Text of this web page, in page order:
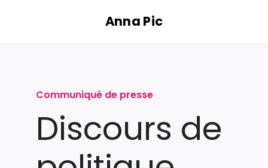
contenu
Anna Pic
Communiqué de presse
Discours de